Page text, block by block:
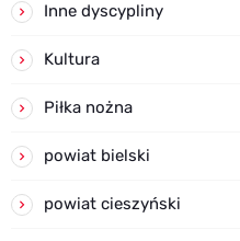
Inne dyscypliny
Kultura
Piłka nożna
powiat bielski
powiat cieszyński